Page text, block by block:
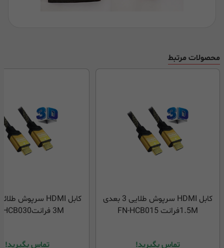
محصولات مرتبط
کابل HDMI سرپوش طلایی 3 بعدی
1.5Mفرانت FN-HCB015
تماس بگیرید!
3M فرانتFN-HCB030
تماس بگیرید!